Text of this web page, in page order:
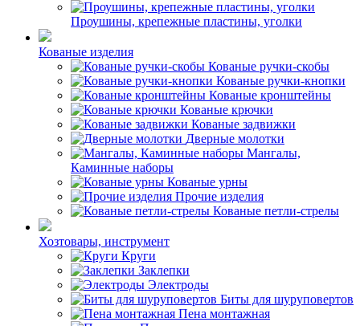
Проушины, крепежные пластины, уголки
Кованые изделия
Кованые ручки-скобы
Кованые ручки-кнопки
Кованые кронштейны
Кованые крючки
Кованые задвижки
Дверные молотки
Мангалы,
Каминные наборы
Кованые урны
Прочие изделия
Кованые петли-стрелы
Хозтовары, инструмент
Круги
Заклепки
Электроды
Биты для шуруповертов
Пена монтажная